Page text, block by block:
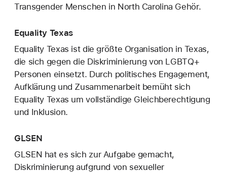
Transgender Menschen in North Carolina Gehör.
Equality Texas
Equality Texas ist die größte Organisation in Texas,
die sich gegen die Diskriminierung von LGBTQ+
Personen einsetzt. Durch politisches Engagement,
Aufklärung und Zusammenarbeit bemüht sich
Equality Texas um vollständige Gleichberechtigung
und Inklusion.
GLSEN
GLSEN hat es sich zur Aufgabe gemacht,
Diskriminierung aufgrund von sexueller